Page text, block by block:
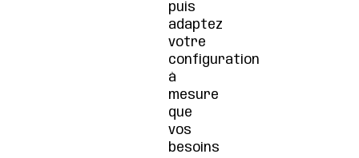
puis
adaptez
votre
configuration
à
mesure
que
vos
besoins